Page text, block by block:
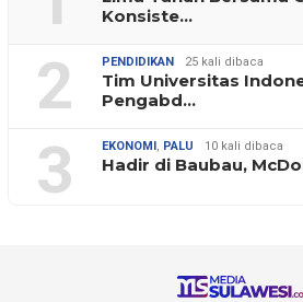
Konsiste…
2 PENDIDIKAN 25 kali dibaca
Tim Universitas
Pengabd…
3 EKONOMI, PALU 10 kali dibaca
Hadir di Baubau,